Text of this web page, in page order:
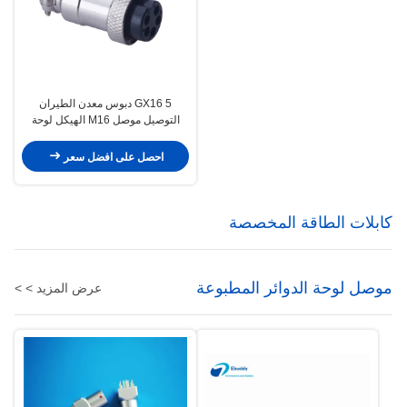
GX16 5 دبوس معدن الطيران
التوصيل موصل M16 الهيكل لوحة
احصل على افضل سعر
كابلات الطاقة المخصصة
موصل لوحة الدوائر المطبوعة عرض المزيد > >